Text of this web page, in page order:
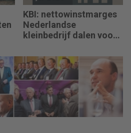
KBI: nettowinstmarges
Nederlandse
kleinbedrijf dalen voor